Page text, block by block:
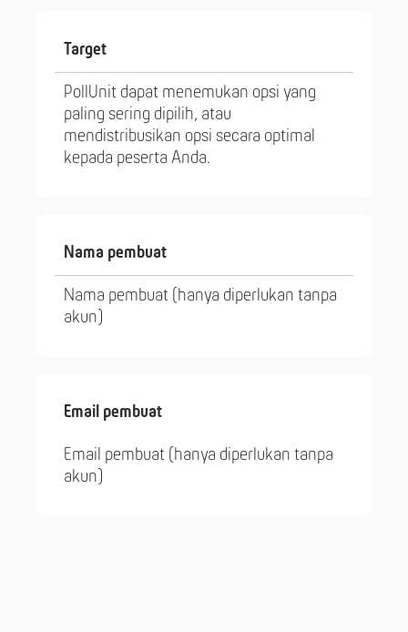
Target
PollUnit dapat menemukan opsi yang
paling sering dipilih, atau
mendistribusikan opsi secara optimal
kepada peserta Anda.
Nama pembuat
Nama pembuat (hanya diperlukan tanpa
akun)
Email pembuat
Email pembuat (hanya diperlukan tanpa
akun)